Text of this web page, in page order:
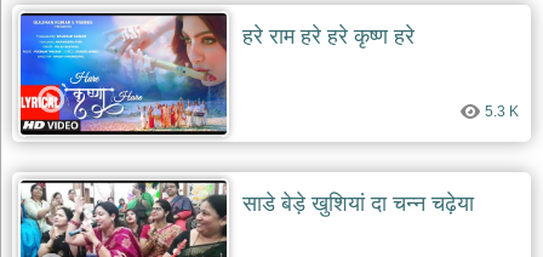
हरे राम हरे हरे कृष्ण हरे
5.3 K
साडे बेड़े खुशियां दा चन्न चढ़ेया